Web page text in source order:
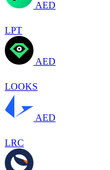
AED
LPT
AED
LOOKS
AED
LRC